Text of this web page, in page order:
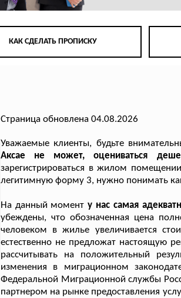
КАК СДЕЛАТЬ ПРОПИСКУ
Страница обновлена 04.08.2026
Уважаемые клиенты, будьте
Аксае не может, оцениваться
зарегистрироваться в жилом
легитимную форму 3, нужно понимать
На данный момент у нас самая
убеждены, что обозначенная цена
человеком в жилье увеличивается
естественно не предложат настоящую
рассчитывать на положительный
изменения в миграционном
Федеральной Миграционной службы
партнером на рынке предоставления